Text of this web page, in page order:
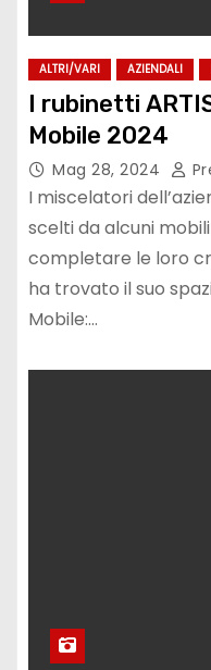
ALTRI/VARI AZIENDALI
I rubinetti
Mobile 2024
Mag 28, 2024
I miscelatori
scelti da alcuni
completare le loro
ha trovato il suo
Mobile:…